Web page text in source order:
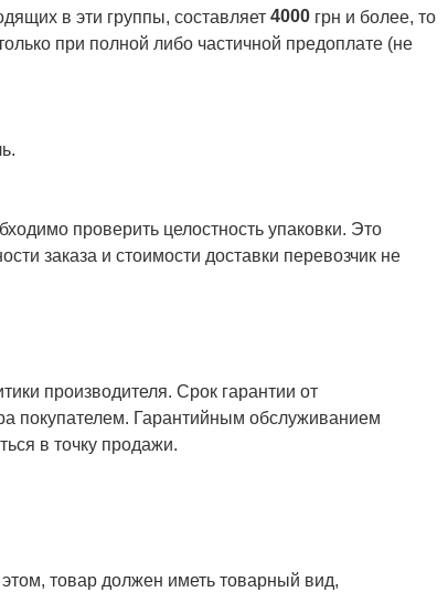
в эти группы, составляет 4000 грн и более, то
при полной либо частичной предоплате (не
проверить целостность упаковки. Это
заказа и стоимости доставки перевозчик не
производителя. Срок гарантии от
покупателем. Гарантийным обслуживанием
в точку продажи.
товар должен иметь товарный вид,